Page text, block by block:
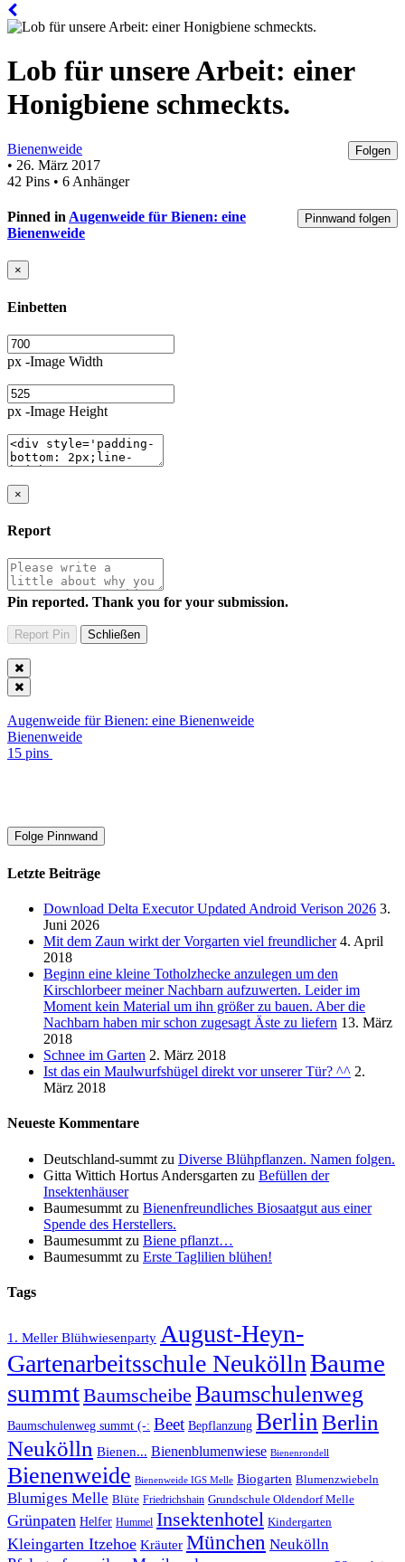
Lob für unsere Arbeit: einer
Honigbiene schmeckts.
Folgen
Bienenweide
• 26. März 2017
42 Pins • 6 Anhänger
Pinnwand folgen
Pinned in Augenweide für Bienen: eine
Bienenweide
×
Einbetten
px -Image Width
px -Image Height
×
Report
Pin reported. Thank you for your submission.
Augenweide für Bienen: eine Bienenweide
Bienenweide
15 pins
Folge Pinnwand
Letzte Beiträge
Download Delta Executor Updated Android Verison 2026 3.
Juni 2026
Mit dem Zaun wirkt der Vorgarten viel freundlicher 4. April
2018
Beginn eine kleine Totholzhecke anzulegen um den
Kirschlorbeer meiner Nachbarn aufzuwerten. Leider im
Moment kein Material um ihn größer zu bauen. Aber die
Nachbarn haben mir schon zugesagt Äste zu liefern 13. März
2018
Schnee im Garten 2. März 2018
Ist das ein Maulwurfshügel direkt vor unserer Tür? ^^ 2.
März 2018
Neueste Kommentare
Deutschland-summt zu Diverse Blühpflanzen. Namen folgen.
Gitta Wittich Hortus Andersgarten zu Befüllen der
Insektenhäuser
Baumesummt zu Bienenfreundliches Biosaatgut aus einer
Spende des Herstellers.
Baumesummt zu Biene pflanzt…
Baumesummt zu Erste Taglilien blühen!
Tags
1. Meller Blühwiesenparty August-Heyn-
Gartenarbeitsschule NeuköllnBaume
summtBaumscheibe Baumschulenweg
Baumschulenweg summt (-: Beet Bepflanzung BerlinBerlin
Neukölln Bienen... Bienenblumenwiese Bienenrondell
Bienenweide Bienenweide IGS Melle Biogarten Blumenzwiebeln
Blumiges Melle Blüte Friedrichshain Grundschule Oldendorf Melle
Grünpaten Helfer Hummel Insektenhotel Kindergarten
Kleingarten Itzehoe Kräuter München Neukölln